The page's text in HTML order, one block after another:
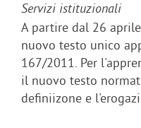
Servizi istituzionali
A partire dal 26
nuovo testo unico
167/2011. Per
il nuovo testo
definiizone e